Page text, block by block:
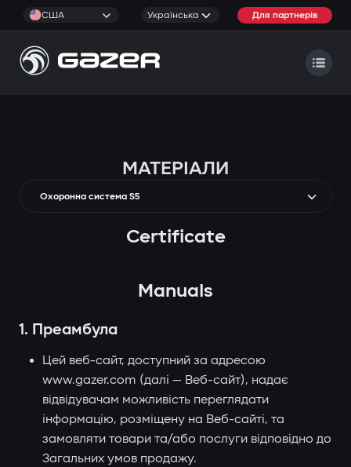
США Українська Для партнерів
МАТЕРІАЛИ
Охоронна система S5
Certificate
Manuals
1. Преамбула
Цей веб-сайт, доступний за адресою
www.gazer.com (далі — Веб-сайт), надає
відвідувачам можливість переглядати
інформацію, розміщену на Веб-сайті, та
замовляти товари та/або послуги відповідно до
Загальних умов продажу.